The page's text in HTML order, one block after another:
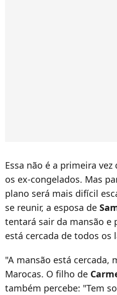
Essa não é a primeira vez
os ex-congelados. Mas
plano será mais difícil
se reunir, a esposa de
tentará sair da mansão e
está cercada de todos os
"A mansão está cercada,
Marocas. O filho de
também percebe: "Tem